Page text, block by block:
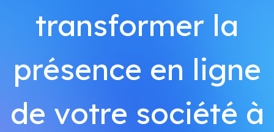
transformer la
présence en ligne
de votre société à